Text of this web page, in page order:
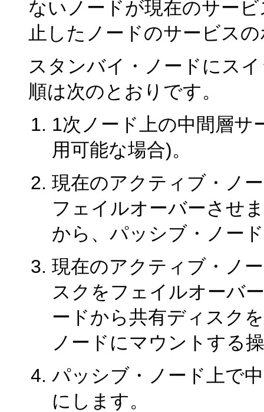
ないノードが現在のサー
止したノードのサービス
スタンバイ・ノードにス
順は次のとおりです。
1次ノード上の中間層サ
用可能な場合)。
現在のアクティブ・ノ
フェイルオーバーさせ
から、パッシブ・ノー
現在のアクティブ・ノ
スクをフェイルオーバ
ードから共有ディスク
ノードにマウントする
パッシブ・ノード上で
にします。